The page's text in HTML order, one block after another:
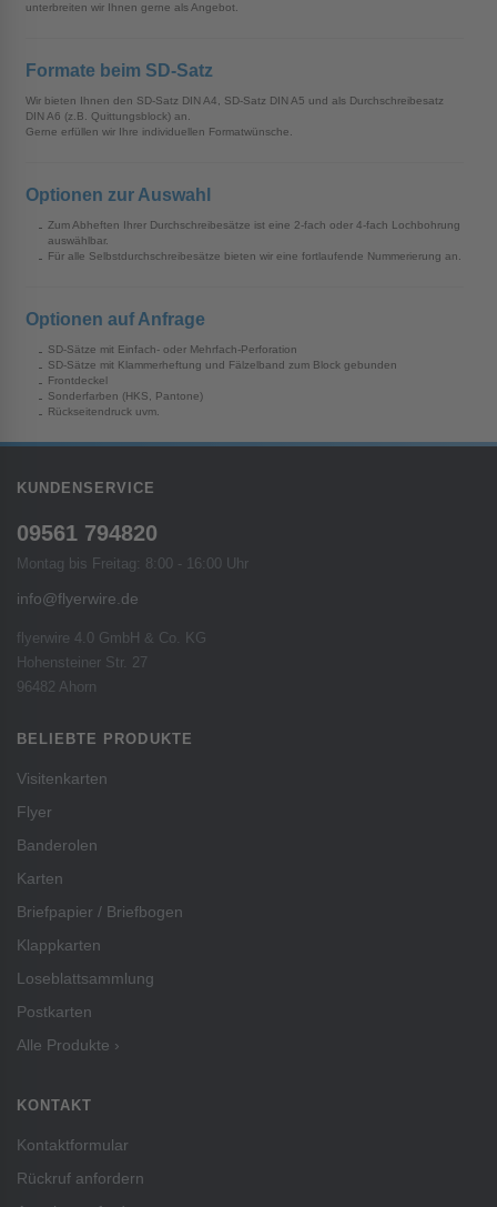
unterbreiten wir Ihnen gerne als Angebot.
Formate beim SD-Satz
Wir bieten Ihnen den SD-Satz DIN A4, SD-Satz DIN A5 und als Durchschreibesatz
DIN A6 (z.B. Quittungsblock) an.
Gerne erfüllen wir Ihre individuellen Formatwünsche.
Optionen zur Auswahl
Zum Abheften Ihrer Durchschreibesätze ist eine 2-fach oder 4-fach Lochbohrung
auswählbar.
Für alle Selbstdurchschreibesätze bieten wir eine fortlaufende Nummerierung an.
Optionen auf Anfrage
SD-Sätze mit Einfach- oder Mehrfach-Perforation
SD-Sätze mit Klammerheftung und Fälzelband zum Block gebunden
Frontdeckel
Sonderfarben (HKS, Pantone)
Rückseitendruck uvm.
KUNDENSERVICE
09561 794820
Montag bis Freitag: 8:00 - 16:00 Uhr
info@flyerwire.de
flyerwire 4.0 GmbH & Co. KG
Hohensteiner Str. 27
96482 Ahorn
BELIEBTE PRODUKTE
Visitenkarten
Flyer
Banderolen
Karten
Briefpapier / Briefbogen
Klappkarten
Loseblattsammlung
Postkarten
Alle Produkte ›
KONTAKT
Kontaktformular
Rückruf anfordern